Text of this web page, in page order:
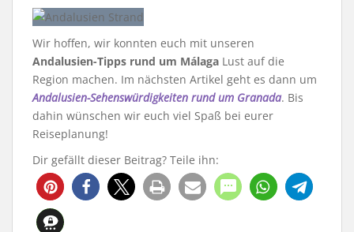
Wir hoffen, wir konnten euch mit unseren
Andalusien-Tipps rund um Málaga Lust auf die
Region machen. Im nächsten Artikel geht es dann um
Andalusien-Sehenswürdigkeiten rund um Granada. Bis
dahin wünschen wir euch viel Spaß bei eurer
Reiseplanung!
Dir gefällt dieser Beitrag? Teile ihn:
9